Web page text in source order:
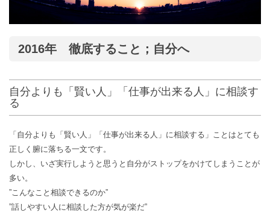
2016年 徹底すること；自分へ
自分よりも「賢い人」「仕事が出来る人」に相談す
る
「自分よりも「賢い人」「仕事が出来る人」に相談する」ことはとても
正しく腑に落ちる一文です。
しかし、いざ実行しようと思うと自分がストップをかけてしまうことが
多い。
”こんなこと相談できるのか”
”話しやすい人に相談した方が気が楽だ”